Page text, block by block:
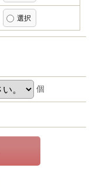
個